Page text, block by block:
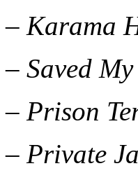
– Karama
– Saved
– Prison
– Private